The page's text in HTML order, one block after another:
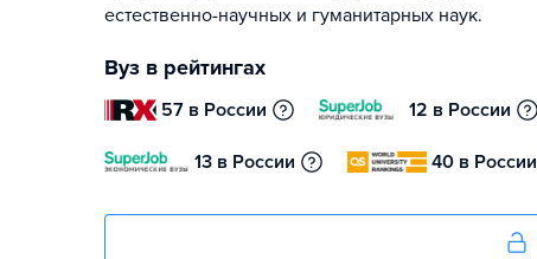
естественно-научных и гуманитарных наук.
Вуз в рейтингах
57 в России 12 в России
13 в России 40 в России